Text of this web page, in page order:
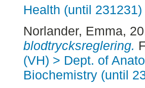
Health (until 231231)
Norlander, Emma,
blodtrycksreglering.
(VH) > Dept. of
Biochemistry (until